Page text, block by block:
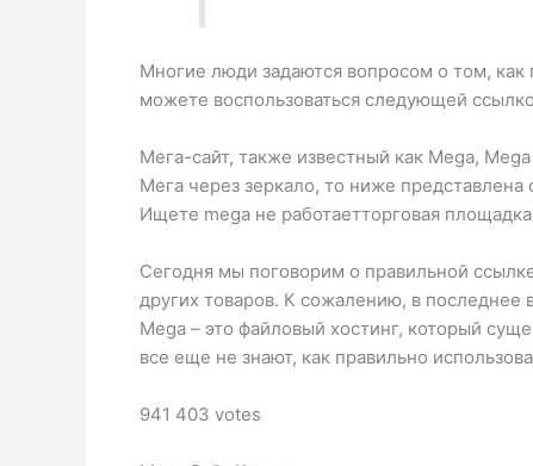
Многие люди задаются вопросом о том, как
можете воспользоваться следующей
Мега-сайт, также известный как Mega,
Мега через зеркало, то ниже представлена
Ищете mega не работаетторговая
Сегодня мы поговорим о правильной
других товаров. К сожалению, в последнее
Mega – это файловый хостинг, который
все еще не знают, как правильно
941 403 votes